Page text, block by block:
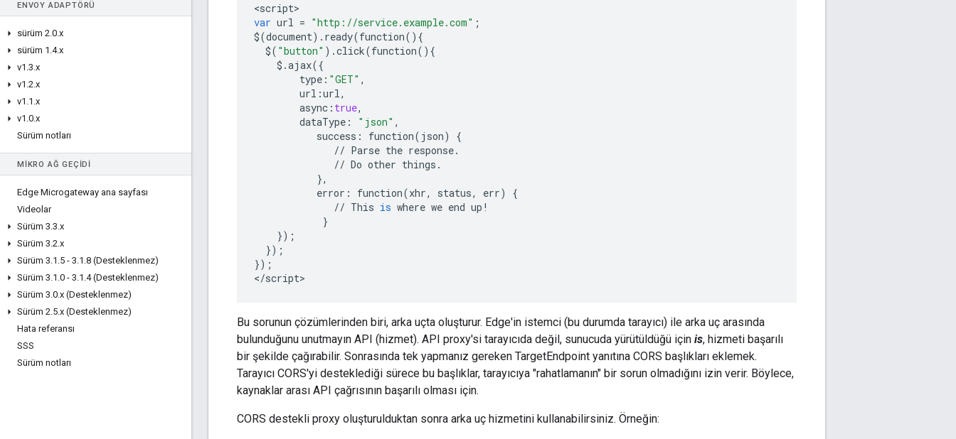
ENVOY ADAPTÖRÜ
sürüm 2.0.x
sürüm 1 .4.x
v1 .3.x
v1 .2.x
v1 .1 .x
v1 .0.x
Sürüm notları
MIKRO AĞ GEÇIDI
Edge Microgateway ana sayfası
Videolar
Sürüm 3.3.x
Sürüm 3.2.x
Sürüm 3.1 .5 - 3.1 .8 (Desteklenmez)
Sürüm 3.1 .0 - 3.1 .4 (Desteklenmez)
Sürüm 3.0.x (Desteklenmez)
Sürüm 2.5.x (Desteklenmez)
Hata referansı
SSS
Sürüm notları
<script
var url = "http://service.example.com" ;
$(document) . ready(function(){
$( "button" ) .click(function(){
$.ajax({
type : "GET" ,
url :url,
async : true,
dataType : "json" ,
success : function( json)
{
// Parse the response.
// Do other things .
},
error : function(xhr, status, err)
{
// This is where we end up !
}
});
});
});
</script>
Bu sorunun çözümlerinden biri, arka uçta oluşturur. Edge'in istemci (bu durumda tarayıcı) ile arka uç arasında
bulunduğunu unutmayın API (hizmet). API proxy'si tarayıcıda değil, sunucuda yürütüldüğü için is, hizmeti başarılı
bir şekilde çağırabilir. Sonrasında tek yapmanız gereken TargetEndpoint yanıtına CORS başlıkları eklemek.
Tarayıcı CORS'yi desteklediği sürece bu başlıklar, tarayıcıya "rahatlamanın" bir sorun olmadığını izin verir. Böylece,
kaynaklar arası API çağrısının başarılı olması için.
CORS destekli proxy oluşturulduktan sonra arka uç hizmetini kullanabilirsiniz. Örneğin: